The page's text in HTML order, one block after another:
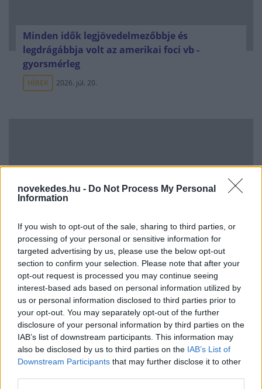
novekedes.hu - Do Not Process My Personal
Information
If you wish to opt-out of the sale, sharing to third parties, or
processing of your personal or sensitive information for
targeted advertising by us, please use the below opt-out
section to confirm your selection. Please note that after your
opt-out request is processed you may continue seeing
interest-based ads based on personal information utilized by
us or personal information disclosed to third parties prior to
your opt-out. You may separately opt-out of the further
disclosure of your personal information by third parties on the
IAB’s list of downstream participants. This information may
also be disclosed by us to third parties on the IAB’s List of
Downstream Participants that may further disclose it to other
Minden idők legjövedelmezőbbje és
legdrágábbja volt az amerikai foci vb -
gyorsmérleg
HÍREK 2026. júl. 20.
Mi lett Alain Delon vagyonával? Adóhatósági
csavar a sztoriban
HÍREK 2026. júl. 19.
FRISS HÍREK
Vízhiány mellett erdőtűz sújtja a Garda-
tavat: kétszáz embert menekítettek ki
HÍREK 4 perce